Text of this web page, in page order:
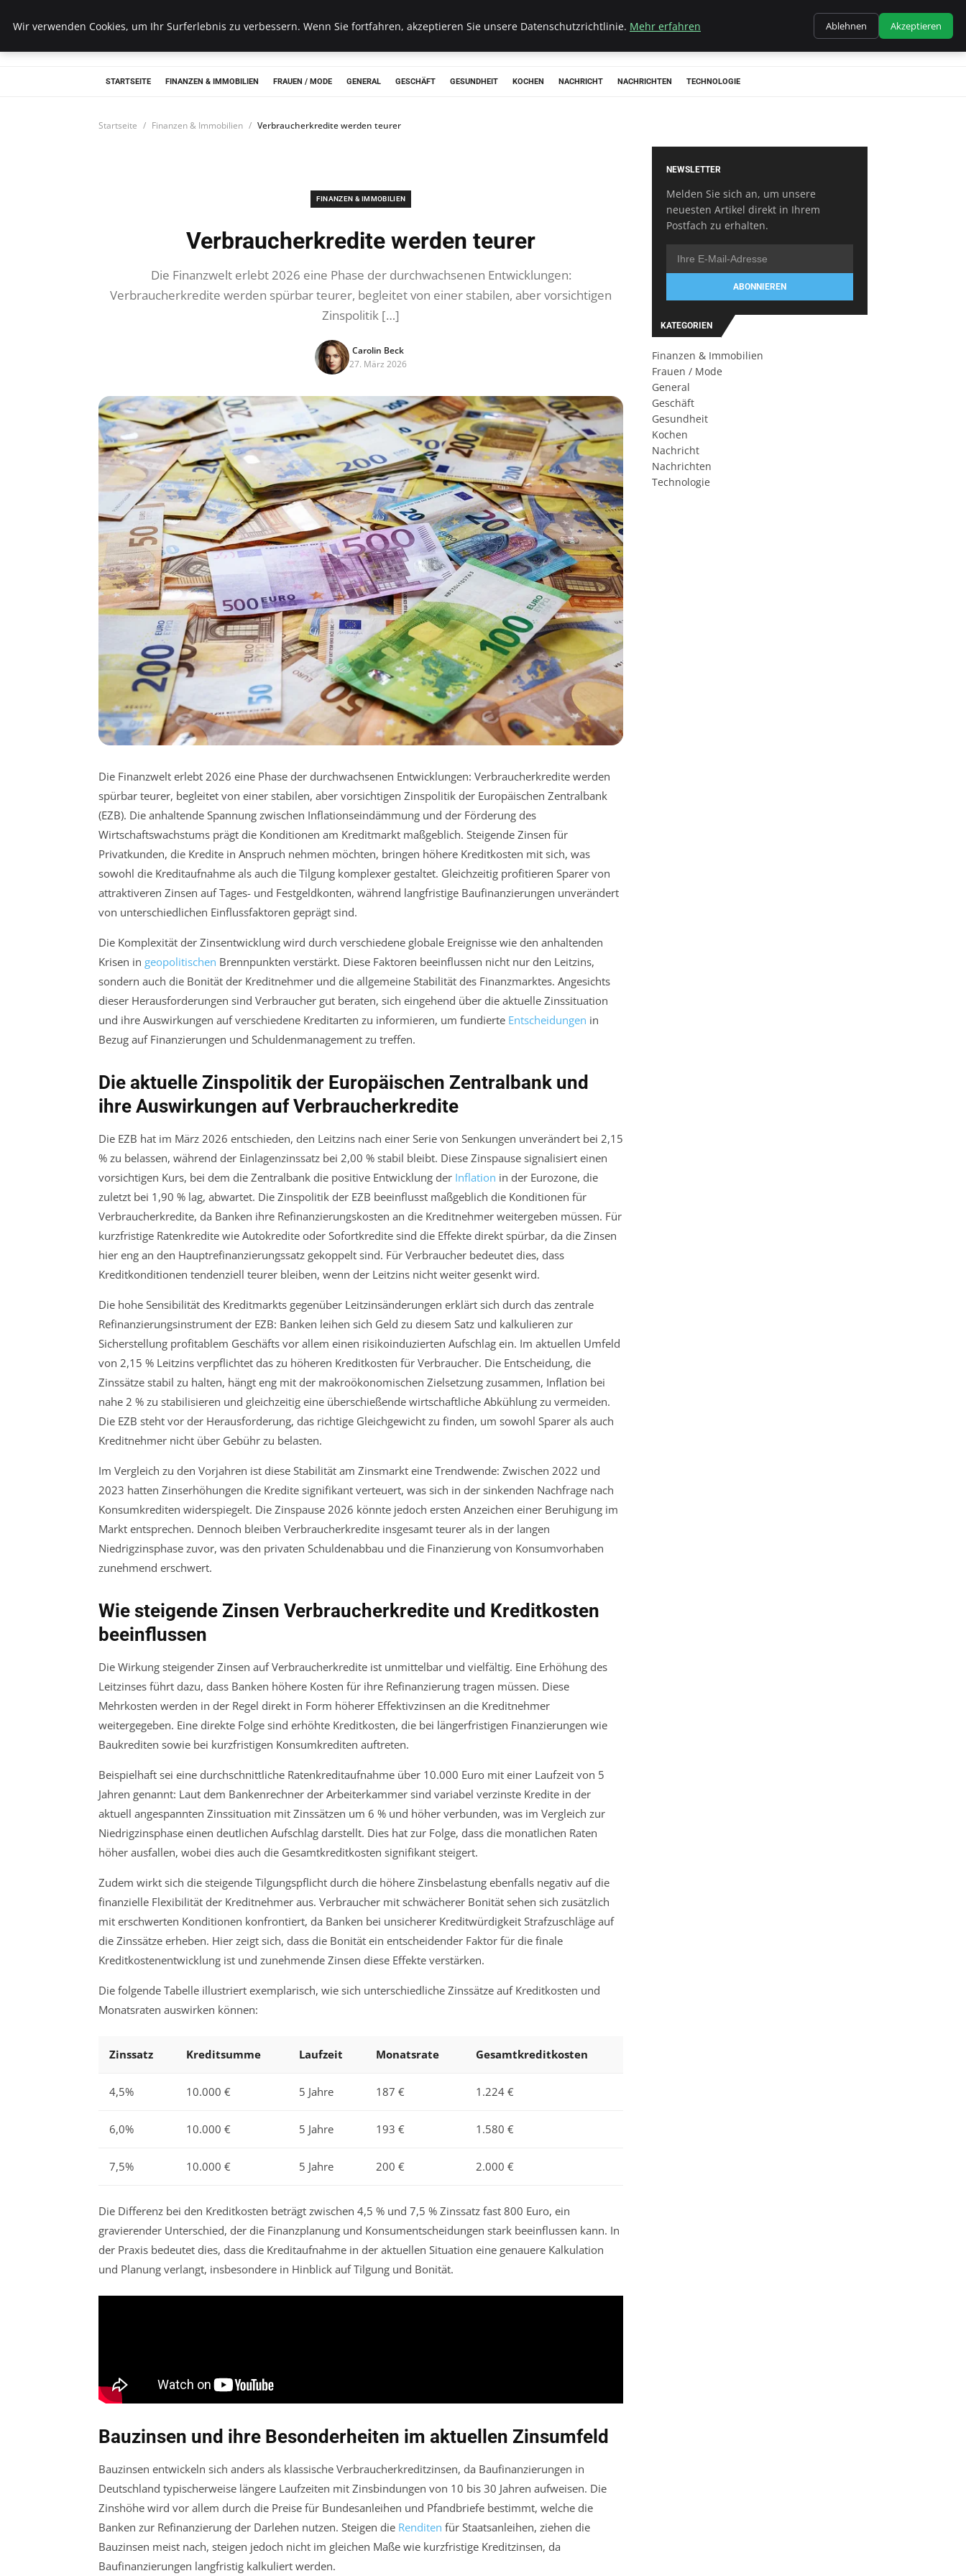
Wk Institut
STARTSEITE FINANZEN & IMMOBILIEN FRAUEN / MODE GENERAL GESCHÄFT GESUNDHEIT KOCHEN NACHRICHT NACHRICHTEN TECHNOLOGIE
Startseite Finanzen & Immobilien Verbraucherkredite werden teurer
FINANZEN & IMMOBILIEN
Verbraucherkredite werden teurer
Die Finanzwelt erlebt 2026 eine Phase der durchwachsenen Entwicklungen:
Verbraucherkredite werden spürbar teurer, begleitet von einer stabilen, aber vorsichtigen
Zinspolitik […]
Carolin Beck
27. März 2026
Die Finanzwelt erlebt 2026 eine Phase der durchwachsenen Entwicklungen: Verbraucherkredite werden
spürbar teurer, begleitet von einer stabilen, aber vorsichtigen Zinspolitik der Europäischen Zentralbank
(EZB). Die anhaltende Spannung zwischen Inflationseindämmung und der Förderung des
Wirtschaftswachstums prägt die Konditionen am Kreditmarkt maßgeblich. Steigende Zinsen für
Privatkunden, die Kredite in Anspruch nehmen möchten, bringen höhere Kreditkosten mit sich, was
sowohl die Kreditaufnahme als auch die Tilgung komplexer gestaltet. Gleichzeitig profitieren Sparer von
attraktiveren Zinsen auf Tages- und Festgeldkonten, während langfristige Baufinanzierungen unverändert
von unterschiedlichen Einflussfaktoren geprägt sind.
Die Komplexität der Zinsentwicklung wird durch verschiedene globale Ereignisse wie den anhaltenden
Krisen in geopolitischen Brennpunkten verstärkt. Diese Faktoren beeinflussen nicht nur den Leitzins,
sondern auch die Bonität der Kreditnehmer und die allgemeine Stabilität des Finanzmarktes. Angesichts
dieser Herausforderungen sind Verbraucher gut beraten, sich eingehend über die aktuelle Zinssituation
und ihre Auswirkungen auf verschiedene Kreditarten zu informieren, um fundierte Entscheidungen in
Bezug auf Finanzierungen und Schuldenmanagement zu treffen.
Die aktuelle Zinspolitik der Europäischen Zentralbank und
ihre Auswirkungen auf Verbraucherkredite
Die EZB hat im März 2026 entschieden, den Leitzins nach einer Serie von Senkungen unverändert bei 2,15
% zu belassen, während der Einlagenzinssatz bei 2,00 % stabil bleibt. Diese Zinspause signalisiert einen
vorsichtigen Kurs, bei dem die Zentralbank die positive Entwicklung der Inflation in der Eurozone, die
zuletzt bei 1,90 % lag, abwartet. Die Zinspolitik der EZB beeinflusst maßgeblich die Konditionen für
Verbraucherkredite, da Banken ihre Refinanzierungskosten an die Kreditnehmer weitergeben müssen. Für
kurzfristige Ratenkredite wie Autokredite oder Sofortkredite sind die Effekte direkt spürbar, da die Zinsen
hier eng an den Hauptrefinanzierungssatz gekoppelt sind. Für Verbraucher bedeutet dies, dass
Kreditkonditionen tendenziell teurer bleiben, wenn der Leitzins nicht weiter gesenkt wird.
Die hohe Sensibilität des Kreditmarkts gegenüber Leitzinsänderungen erklärt sich durch das zentrale
Refinanzierungsinstrument der EZB: Banken leihen sich Geld zu diesem Satz und kalkulieren zur
Sicherstellung profitablem Geschäfts vor allem einen risikoinduzierten Aufschlag ein. Im aktuellen Umfeld
von 2,15 % Leitzins verpflichtet das zu höheren Kreditkosten für Verbraucher. Die Entscheidung, die
Zinssätze stabil zu halten, hängt eng mit der makroökonomischen Zielsetzung zusammen, Inflation bei
nahe 2 % zu stabilisieren und gleichzeitig eine überschießende wirtschaftliche Abkühlung zu vermeiden.
Die EZB steht vor der Herausforderung, das richtige Gleichgewicht zu finden, um sowohl Sparer als auch
Kreditnehmer nicht über Gebühr zu belasten.
Im Vergleich zu den Vorjahren ist diese Stabilität am Zinsmarkt eine Trendwende: Zwischen 2022 und
2023 hatten Zinserhöhungen die Kredite signifikant verteuert, was sich in der sinkenden Nachfrage nach
Konsumkrediten widerspiegelt. Die Zinspause 2026 könnte jedoch ersten Anzeichen einer Beruhigung im
Markt entsprechen. Dennoch bleiben Verbraucherkredite insgesamt teurer als in der langen
Niedrigzinsphase zuvor, was den privaten Schuldenabbau und die Finanzierung von Konsumvorhaben
zunehmend erschwert.
Wie steigende Zinsen Verbraucherkredite und Kreditkosten
beeinflussen
Die Wirkung steigender Zinsen auf Verbraucherkredite ist unmittelbar und vielfältig. Eine Erhöhung des
Leitzinses führt dazu, dass Banken höhere Kosten für ihre Refinanzierung tragen müssen. Diese
Mehrkosten werden in der Regel direkt in Form höherer Effektivzinsen an die Kreditnehmer
weitergegeben. Eine direkte Folge sind erhöhte Kreditkosten, die bei längerfristigen Finanzierungen wie
Baukrediten sowie bei kurzfristigen Konsumkrediten auftreten.
Beispielhaft sei eine durchschnittliche Ratenkreditaufnahme über 10.000 Euro mit einer Laufzeit von 5
Jahren genannt: Laut dem Bankenrechner der Arbeiterkammer sind variabel verzinste Kredite in der
aktuell angespannten Zinssituation mit Zinssätzen um 6 % und höher verbunden, was im Vergleich zur
Niedrigzinsphase einen deutlichen Aufschlag darstellt. Dies hat zur Folge, dass die monatlichen Raten
höher ausfallen, wobei dies auch die Gesamtkreditkosten signifikant steigert.
Zudem wirkt sich die steigende Tilgungspflicht durch die höhere Zinsbelastung ebenfalls negativ auf die
finanzielle Flexibilität der Kreditnehmer aus. Verbraucher mit schwächerer Bonität sehen sich zusätzlich
mit erschwerten Konditionen konfrontiert, da Banken bei unsicherer Kreditwürdigkeit Strafzuschläge auf
die Zinssätze erheben. Hier zeigt sich, dass die Bonität ein entscheidender Faktor für die finale
Kreditkostenentwicklung ist und zunehmende Zinsen diese Effekte verstärken.
Die folgende Tabelle illustriert exemplarisch, wie sich unterschiedliche Zinssätze auf Kreditkosten und
Monatsraten auswirken können:
Zinssatz Kreditsumme Laufzeit Monatsrate Gesamtkreditkosten
4,5% 10.000 € 5 Jahre 187 € 1.224 €
6,0% 10.000 € 5 Jahre 193 € 1.580 €
7,5% 10.000 € 5 Jahre 200 € 2.000 €
Die Differenz bei den Kreditkosten beträgt zwischen 4,5 % und 7,5 % Zinssatz fast 800 Euro, ein
gravierender Unterschied, der die Finanzplanung und Konsumentscheidungen stark beeinflussen kann. In
der Praxis bedeutet dies, dass die Kreditaufnahme in der aktuellen Situation eine genauere Kalkulation
und Planung verlangt, insbesondere in Hinblick auf Tilgung und Bonität.
Bauzinsen und ihre Besonderheiten im aktuellen Zinsumfeld
Bauzinsen entwickeln sich anders als klassische Verbraucherkreditzinsen, da Baufinanzierungen in
Deutschland typischerweise längere Laufzeiten mit Zinsbindungen von 10 bis 30 Jahren aufweisen. Die
Zinshöhe wird vor allem durch die Preise für Bundesanleihen und Pfandbriefe bestimmt, welche die
Banken zur Refinanzierung der Darlehen nutzen. Steigen die Renditen für Staatsanleihen, ziehen die
Bauzinsen meist nach, steigen jedoch nicht im gleichen Maße wie kurzfristige Kreditzinsen, da
Baufinanzierungen langfristig kalkuliert werden.
NEWSLETTER
Melden Sie sich an, um unsere
neuesten Artikel direkt in Ihrem
Postfach zu erhalten.
ABONNIEREN
KATEGORIEN
Finanzen & Immobilien
Frauen / Mode
General
Geschäft
Gesundheit
Kochen
Nachricht
Nachrichten
Technologie
Wir verwenden Cookies, um Ihr Surferlebnis zu verbessern. Wenn Sie fortfahren, akzeptieren Sie unsere Datenschutzrichtlinie. Mehr erfahren Ablehnen Akzeptieren